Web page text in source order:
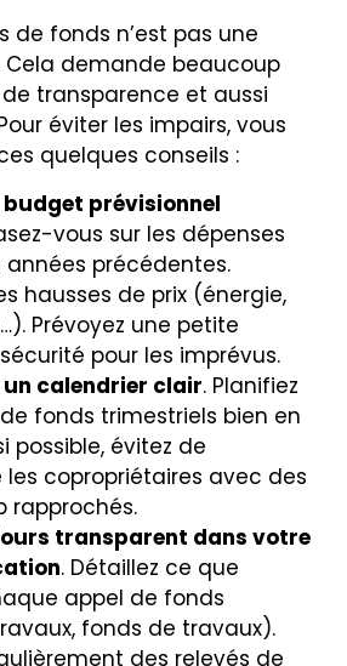
de fonds n’est pas une
demande beaucoup
transparence et aussi
éviter les impairs, vous
quelques conseils :
budget prévisionnel
vous sur les dépenses
années précédentes.
hausses de prix (énergie,
Prévoyez une petite
pour les imprévus.
un calendrier clair. Planifiez
fonds trimestriels bien en
possible, évitez de
les copropriétaires avec des
rapprochés.
transparent dans votre
. Détaillez ce que
appel de fonds
fonds de travaux).
des relevés de